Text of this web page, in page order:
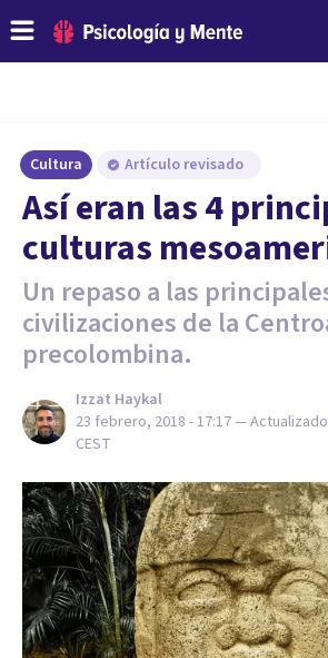
Cultura Artículo revisado
Así eran las 4
culturas
Un repaso a las
civilizaciones de la
precolombina.
Izzat Haykal
23 febrero, 2018 - 17:17— Actualizado
CEST